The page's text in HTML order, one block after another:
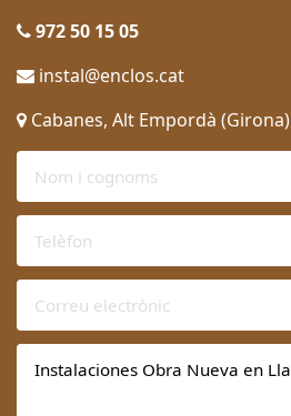
972 50 15 05
instal@enclos.cat
Cabanes, Alt Empordà (Girona)